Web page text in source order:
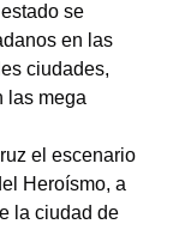
se
en las
ciudades,
las mega
el escenario
Heroísmo, a
la ciudad de